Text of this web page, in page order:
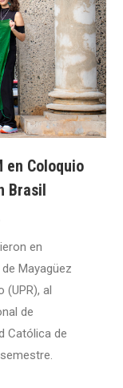
en Coloquio
Brasil
en
Mayagüez
(UPR), al
de
Católica de